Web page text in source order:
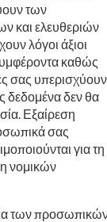
των
και ελευθεριών
λόγοι άξιοι
καθώς
σας υπερισχύουν
δεδομένα δεν θα
Εξαίρεση
σας
για τη
νομικών
των